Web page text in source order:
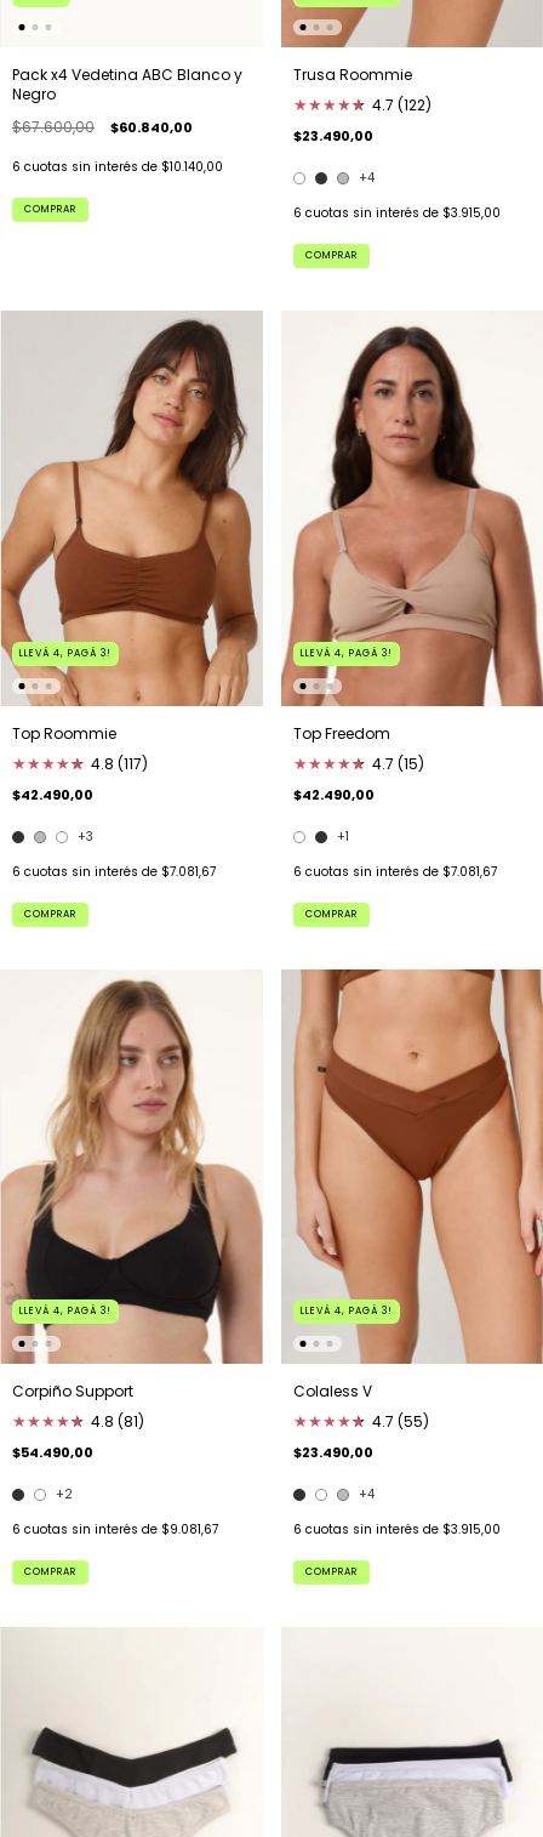
Pack x4 Vedetina ABC Blanco y
Negro
$67.600,00
$60.840,00
6 cuotas sin interés de $10.140,00
COMPRAR
Trusa Roommie
★★★★★
★ 4.7 (122)
$23.490,00
+4
6 cuotas sin interés de $3.915,00
COMPRAR
LLEVÁ 4, PAGÁ 3!
Top Roommie
★★★★★
★ 4.8 (117)
$42.490,00
+3
6 cuotas sin interés de $7.081,67
COMPRAR
LLEVÁ 4, PAGÁ 3!
Top Freedom
★★★★★
★ 4.7 (15)
$42.490,00
+1
6 cuotas sin interés de $7.081,67
COMPRAR
LLEVÁ 4, PAGÁ 3!
Corpiño Support
★★★★★
★ 4.8 (81)
$54.490,00
+2
6 cuotas sin interés de $9.081,67
COMPRAR
LLEVÁ 4, PAGÁ 3!
Colaless V
★★★★★
★ 4.7 (55)
$23.490,00
+4
6 cuotas sin interés de $3.915,00
COMPRAR